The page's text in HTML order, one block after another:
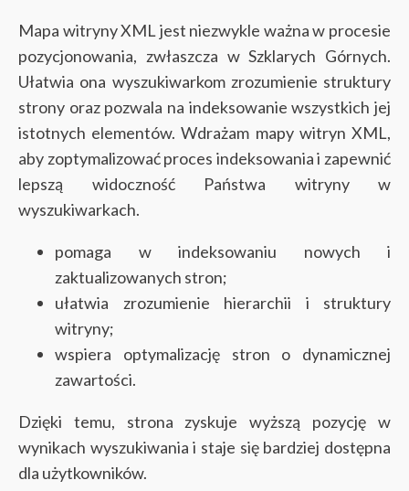
Mapa witryny XML jest niezwykle ważna w procesie
pozycjonowania, zwłaszcza w Szklarych Górnych.
Ułatwia ona wyszukiwarkom zrozumienie struktury
strony oraz pozwala na indeksowanie wszystkich jej
istotnych elementów. Wdrażam mapy witryn XML,
aby zoptymalizować proces indeksowania i zapewnić
lepszą widoczność Państwa witryny w
wyszukiwarkach.
pomaga w indeksowaniu nowych i
zaktualizowanych stron;
ułatwia zrozumienie hierarchii i struktury
witryny;
wspiera optymalizację stron o dynamicznej
zawartości.
Dzięki temu, strona zyskuje wyższą pozycję w
wynikach wyszukiwania i staje się bardziej dostępna
dla użytkowników.